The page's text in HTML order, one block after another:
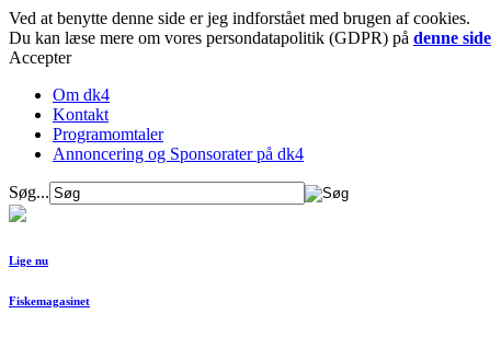
Ved at benytte denne side er jeg indforstået med brugen af cookies.
Du kan læse mere om vores persondatapolitik (GDPR) på denne side
Accepter
Om dk4
Kontakt
Programomtaler
Annoncering og Sponsorater på dk4
Søg...
Lige nu
Fiskemagasinet